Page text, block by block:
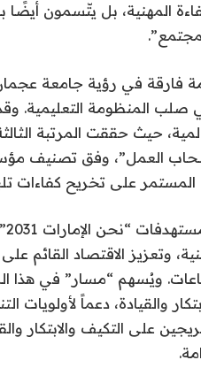
المهنية، بل يتّسمون
فارقة في رؤية جامعة عجمان
المنظومة التعليمية.
حيث حققت المرتبة
العمل”، وفق تصنيف
وتعزيز الاقتصاد القائم
ويُسهم “مسار” في هذا
والقيادة، دعماً لأولويات
على التكيف والابتكار